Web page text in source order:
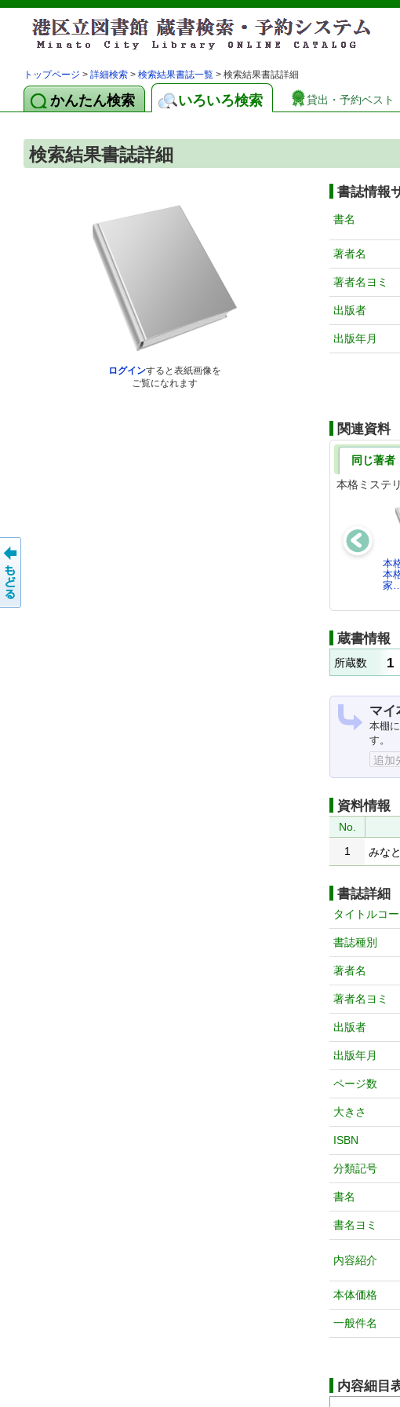
港
トップページ > 詳細検索 > 検索結果書誌一覧 > 検索結果書誌詳細
かんたん検索 いろいろ検索 貸出・予約ベスト
検索結果書誌詳細
ログインすると表紙画像を
ご覧になれます
書誌情報
書名
著者名
著者名ヨミ
出版者
出版年月
関連資料
同じ著者
本格ミステ
本
本
家
蔵書情報
所蔵数 1
マイ
本棚
す。
資料情報
No.
1
みな
書誌詳細
タイトルコ
書誌種別
著者名
著者名ヨミ
出版者
出版年月
ページ数
大きさ
ISBN
分類記号
書名
書名ヨミ
内容紹介
本体価格
一般件名
内容細目